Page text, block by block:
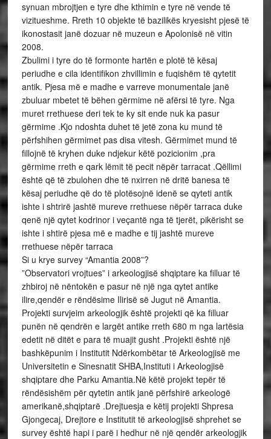
synuan mbrojtjen e tyre dhe kthimin e tyre në vende të
vizitueshme. Rreth 10 objekte të bazilikës kryesisht pjesë të
ikonostasit janë dozuar në muzeun e Apolonisë në vitin
2008.
Zbulimi i tyre do të formonte hartën e plotë të kësaj
periudhe e cila identifikon zhvillimin e fuqishëm të qytetit
antik. Pjesa më e madhe e varreve monumentale janë
zbuluar mbetet të bëhen gërmime në afërsi të tyre. Nga
muret rrethuese deri tek te ky sit ende nuk ka pasur
gërmime .Kjo ndoshta duhet të jetë zona ku mund të
përfshihen gërmimet pas disa vitesh. Gërmimet mund të
fillojnë të kryhen duke ndjekur këtë pozicionim ,pra
gërmime rreth e qark lëmit të pecit nëpër tarracat .Qëllimi
është që të zbulohen dhe të nxirren në dritë banesa të
kësaj periudhe që do të plotësojnë idenë se qyteti antik
ishte i shtrirë jashtë mureve rrethuese nëpër tarraca duke
qenë një qytet kodrinor i veçantë nga të tjerët, pikërisht se
ishte i shtirë pjesa më e madhe e tij jashtë mureve
rrethuese nëpër tarraca
Si u krye survey “Amantia 2008”?
”Observatori vrojtues” i arkeologjisë shqiptare ka filluar të
zhbiroj në nëntokën e pasur në një nga qytet antike
ilire,qendër e rëndësime Ilirisë së Jugut në Amantia.
Projekti survjeim arkeologjik është projekti që ka filluar
punën në qendrën e largët antike rreth 680 m nga lartësia
edetit në ditët e para të muajit gusht .Projekti është një
bashkëpunim i Institutit Ndërkombëtar të Arkeologjisë me
Universitetin e Sinesnatit SHBA,Instituti i Arkeologjisë
shqiptare dhe Parku Amantia.Në këtë projekt tepër të
rëndësishëm për qytetin antik janë përfshirë arkeologë
amerikanë,shqiptarë .Drejtuesja e këtij projekti Shpresa
Gjongecaj, Drejtore e Institutit të arkeologjisë shprehet se
survey është hapi i parë i hedhur në një qendër arkeologjik